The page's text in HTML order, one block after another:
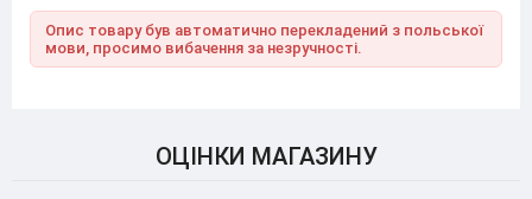
Опис товару був автоматично перекладений з польської
мови, просимо вибачення за незручності.
ОЦІНКИ МАГАЗИНУ